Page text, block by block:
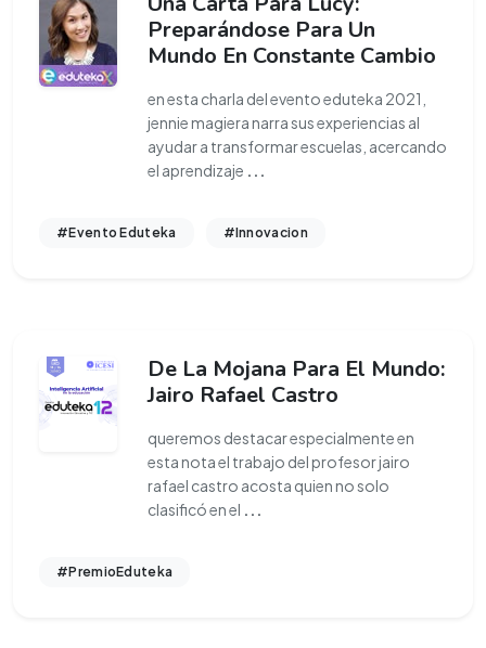
Preparándose Para Un
Mundo En Constante Cambio
en esta charla del evento eduteka 2021,
jennie magiera narra sus experiencias al
ayudar a transformar escuelas, acercando
el aprendizaje ...
#Evento Eduteka #Innovacion
De La Mojana Para El Mundo:
Jairo Rafael Castro
queremos destacar especialmente en
esta nota el trabajo del profesor jairo
rafael castro acosta quien no solo
clasificó en el ...
#PremioEduteka